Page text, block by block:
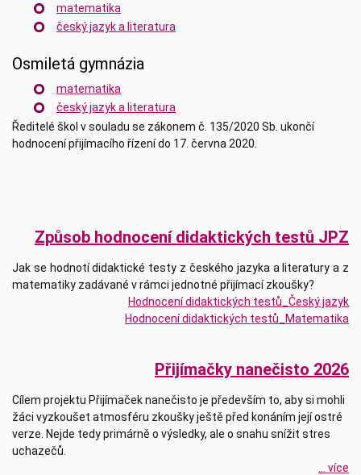
matematika
český jazyk a literatura
Osmiletá gymnázia
matematika
český jazyk a literatura
Ředitelé škol v souladu se zákonem č. 135/2020 Sb. ukončí
hodnocení přijímacího řízení do 17. června 2020.
Způsob hodnocení didaktických testů JPZ
Jak se hodnotí didaktické testy z českého jazyka a literatury a z
matematiky zadávané v rámci jednotné přijímací zkoušky?
Hodnocení didaktických testů_Český jazyk
Hodnocení didaktických testů_Matematika
Přijímačky nanečisto 2026
Cílem projektu Přijímaček nanečisto je především to, aby si mohli
žáci vyzkoušet atmosféru zkoušky ještě před konáním její ostré
verze. Nejde tedy primárně o výsledky, ale o snahu snížit stres
uchazečů.
... více